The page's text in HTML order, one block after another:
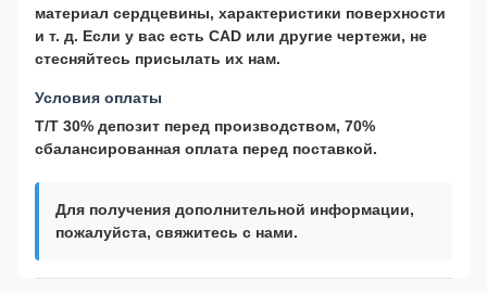
материал сердцевины, характеристики поверхности
и т. д. Если у вас есть CAD или другие чертежи, не
стесняйтесь присылать их нам.
Условия оплаты
T/T 30% депозит перед производством, 70%
сбалансированная оплата перед поставкой.
Для получения дополнительной информации,
пожалуйста, свяжитесь с нами.